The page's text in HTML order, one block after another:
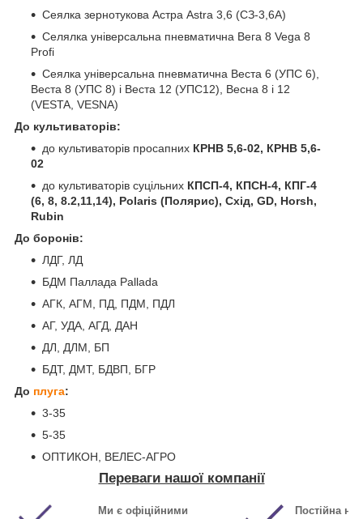
Сеялка зернотукова Астра Astra 3,6 (СЗ-3,6А)
Селялка універсальна пневматична Вега 8 Vega 8
Profi
Сеялка універсальна пневматична Веста 6 (УПС 6),
Веста 8 (УПС 8) і Веста 12 (УПС12), Весна 8 і 12
(VESTA, VESNA)
До культиваторів:
до культиваторів просапних КРНВ 5,6-02, КРНВ 5,6-
02
до культиваторів суцільних КПСП-4, КПСН-4, КПГ-4
(6, 8, 8.2,11,14), Polaris (Полярис), Схід, GD, Horsh,
Rubin
До боронів:
ЛДГ, ЛД
БДМ Паллада Pallada
АГК, АГМ, ПД, ПДМ, ПДЛ
АГ, УДА, АГД, ДАН
ДЛ, ДЛМ, БП
БДТ, ДМТ, БДВП, БГР
До плуга:
3-35
5-35
ОПТИКОН, ВЕЛЕС-АГРО
Переваги нашої компанії
Ми є офіційними
Постійна